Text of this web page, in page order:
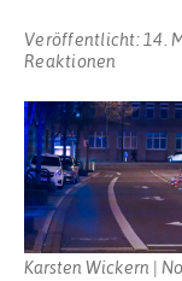
Veröffentlicht: 14.
Reaktionen
Karsten Wickern |